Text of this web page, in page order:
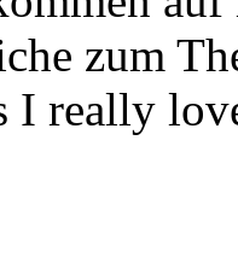
zum
I really